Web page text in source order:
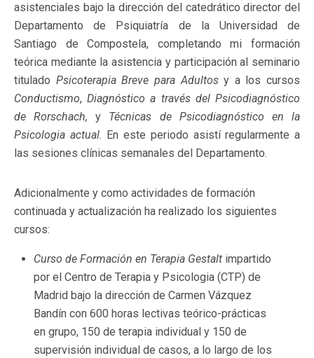
asistenciales bajo la dirección del catedrático director del
Departamento de Psiquiatría de la Universidad de
Santiago de Compostela, completando mi formación
teórica mediante la asistencia y participación al seminario
titulado Psicoterapia Breve para Adultosy a los cursos
Conductismo,Diagnóstico a través del Psicodiagnóstico
de Rorschach,y Técnicas de Psicodiagnóstico en la
Psicologia actual. En este periodo asistí regularmente a
las sesiones clínicas semanales del Departamento.
Adicionalmente y como actividades de formación
continuada y actualización ha realizado los siguientes
cursos:
Curso de Formación en Terapia Gestalt impartido
por el Centro de Terapia y Psicologia (CTP) de
Madrid bajo la dirección de Carmen Vázquez
Bandín con 600 horas lectivas teórico-prácticas
en grupo, 150 de terapia individual y 150 de
supervisión individual de casos, a lo largo de los